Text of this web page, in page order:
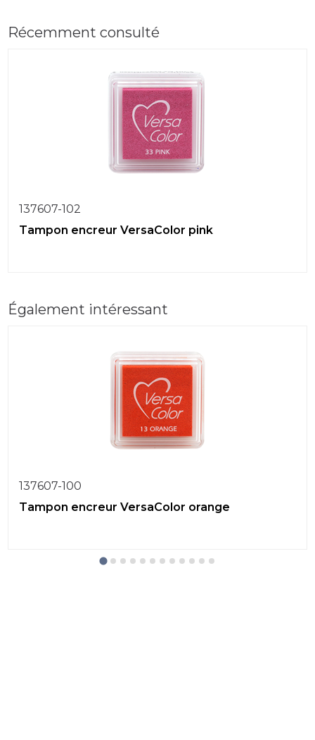
Récemment consulté
137607-102
Tampon encreur VersaColor pink
Également intéressant
137607-100
Tampon encreur VersaColor orange